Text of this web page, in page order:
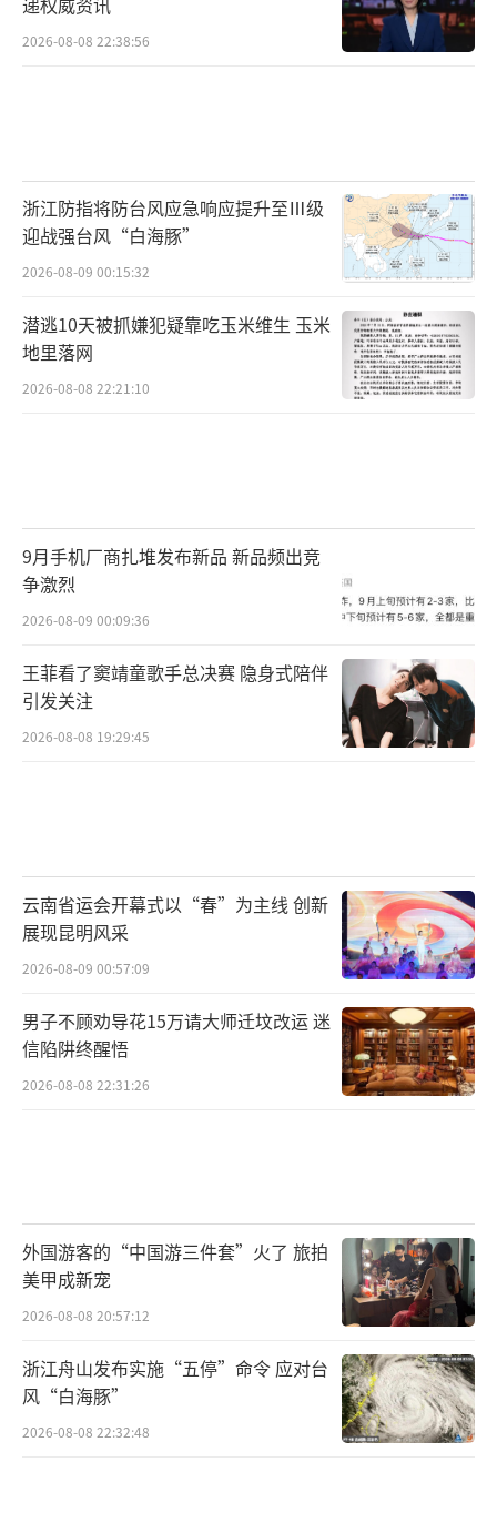
时间，不可能去用日本进口的原材料。假如要
“为了保证食品安全，两个月前我们就已
经不从日本进口食材了。现在海关把控得很
严，一物过一关是需要相应的证书的。”8月24
日，广州知名日料品牌鮨·海老工作人员对时
代周报记者说道。此外，广东日料品牌摩打食
堂与佛山日料品牌夏树寿司也先后发布声明，
停潮。而曾经冲刺“日料第一股”的上井，再
次成为焦点。
8月24日，时代周报记者致电上井总部，希
望了解日本启动核污染水排海对日料店经营的
影响。接线员回复称，“对于这个问题我们现
在无可奉告。”官网显示，上井是中国最大的
日本料理放题餐厅集团，餐厅数量在中国的日
核污水排放对国内日料店经营影响几何？
8月24日，广州珠江新城一家小型日料店主
告诉时代周报记者，即便是在往常，门店也并
不会从日本进口食材。“进口成本太高，品质
也未必好。从中国南海运过来的活鲷鱼，和空
运过来的死鱼比，口感肯定更好。其实日本产
上述消息也能从水产品进口商口中得到印
证。
日料常规食材为三文鱼、青花鱼、秋刀鱼
与鳗鱼等。据郑宇透露，即便不从日本进口，
青花鱼与秋刀鱼也能从中国台湾等其它渠道获
得；日料中的高人气食材三文鱼，主要来自智
2026-08-08 22:38:56
浙江防指将防台风应急响应提升至Ⅲ级
迎战强台风“白海豚”
2026-08-09 00:15:32
潜逃10天被抓嫌犯疑靠吃玉米维生 玉米
地里落网
2026-08-08 22:21:10
9月手机厂商扎堆发布新品 新品频出竞
争激烈
2026-08-09 00:09:36
王菲看了窦靖童歌手总决赛 隐身式陪伴
引发关注
2026-08-08 19:29:45
云南省运会开幕式以“春”为主线 创新
展现昆明风采
2026-08-09 00:57:09
男子不顾劝导花15万请大师迁坟改运 迷
信陷阱终醒悟
2026-08-08 22:31:26
外国游客的“中国游三件套”火了 旅拍
美甲成新宠
2026-08-08 20:57:12
浙江舟山发布实施“五停”命令 应对台
风“白海豚”
2026-08-08 22:32:48